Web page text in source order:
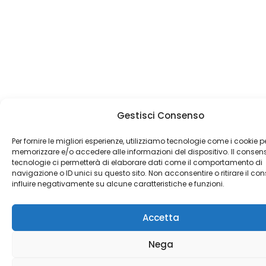
Gestisci Consenso
Per fornire le migliori esperienze, utilizziamo tecnologie come i cookie
memorizzare e/o accedere alle informazioni del dispositivo. Il
tecnologie ci permetterà di elaborare dati come il comportamento di
navigazione o ID unici su questo sito. Non acconsentire o ritirare il
influire negativamente su alcune caratteristiche e funzioni.
Accetta
Nega